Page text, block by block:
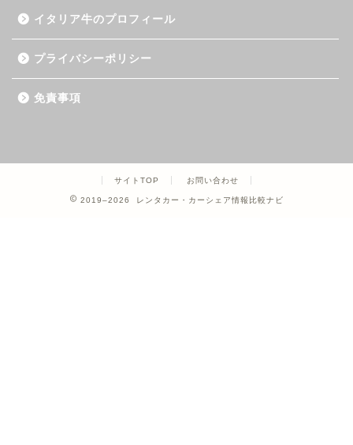
イタリア牛のプロフィール
プライバシーポリシー
免責事項
サイトTOP お問い合わせ
2019–2026 レンタカー・カーシェア情報比較ナビ